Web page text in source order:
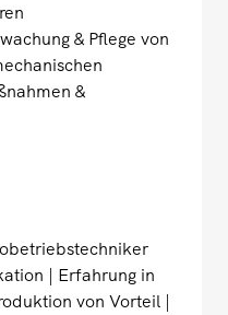
& Pflege von
&
| Erfahrung in
von Vorteil |